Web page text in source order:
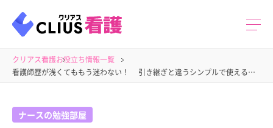
クリアス看護お役立ち情報一覧
看護師歴が浅くてももう迷わない！ 引き継ぎと違うシンプルで使える申し送りのコツは？
ナースの勉強部屋